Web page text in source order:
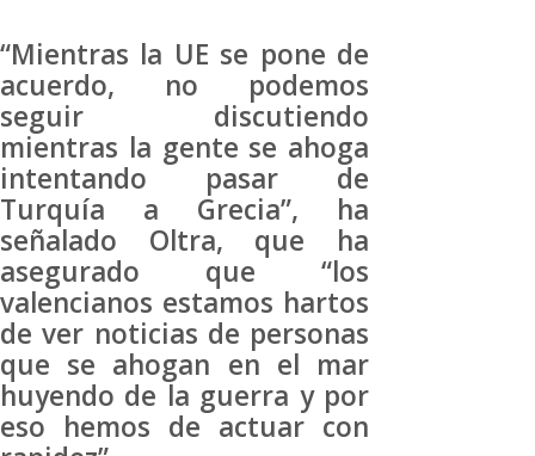
“Mientras la UE se pone de
acuerdo, no podemos
seguir discutiendo
mientras la gente se ahoga
intentando pasar de
Turquía a Grecia”, ha
señalado Oltra, que ha
asegurado que “los
valencianos estamos hartos
de ver noticias de personas
que se ahogan en el mar
huyendo de la guerra y por
eso hemos de actuar con